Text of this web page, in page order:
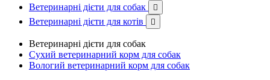
Ветеринарні дієти для собак

Ветеринарні дієти для котів 
Ветеринарні дієти для собак
Сухий ветеринарний корм для собак
Вологий ветеринарний корм для собак